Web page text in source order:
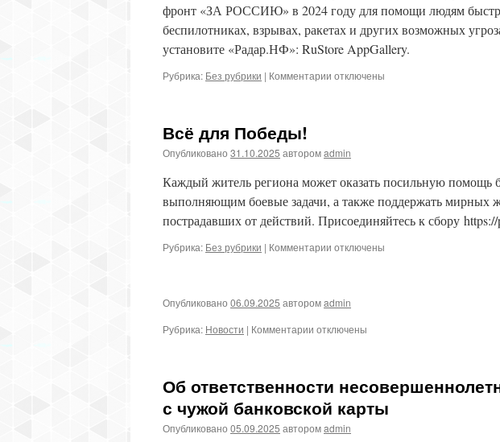
фронт «ЗА РОССИЮ» в 2024 году для помощи людям
беспилотниках, взрывах, ракетах и других возможных
установите «Радар.НФ»: RuStore AppGallery.
Рубрика: Без рубрики | Комментарии котключены
Всё для Победы!
Опубликовано 31.10.2025 авторомadmin
Каждый житель региона может оказать посильную помощь
выполняющим боевые задачи, а также поддержать мирных
пострадавших от действий. Присоединяйтесь к сбору
Рубрика: Без рубрики | Комментарии к
Победы!
отключены
Опубликовано 06.09.2025 авторомadmin
Рубрика: Новости | Комментарии котключены
Об ответственности
с чужой банковской карты
Опубликовано 05.09.2025 авторомadmin